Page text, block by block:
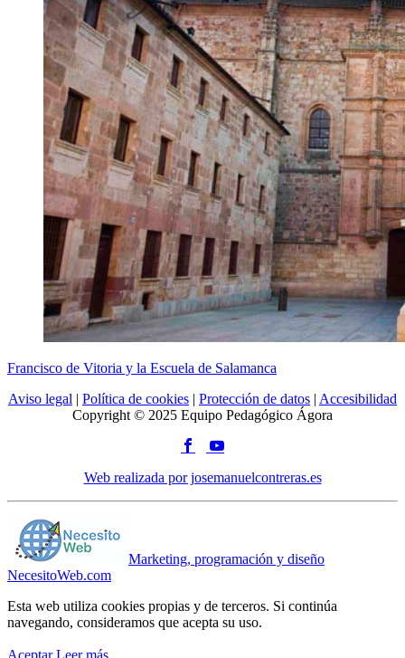
Francisco de Vitoria y la Escuela de Salamanca
Aviso legal | Política de cookies | Protección de datos | Accesibilidad
Copyright © 2025 Equipo Pedagógico Ágora
Web realizada por josemanuelcontreras.es
Marketing, programación y diseño
NecesitoWeb.com
Esta web utiliza cookies propias y de terceros. Si continúa
navegando, consideramos que acepta su uso.
Aceptar Leer más